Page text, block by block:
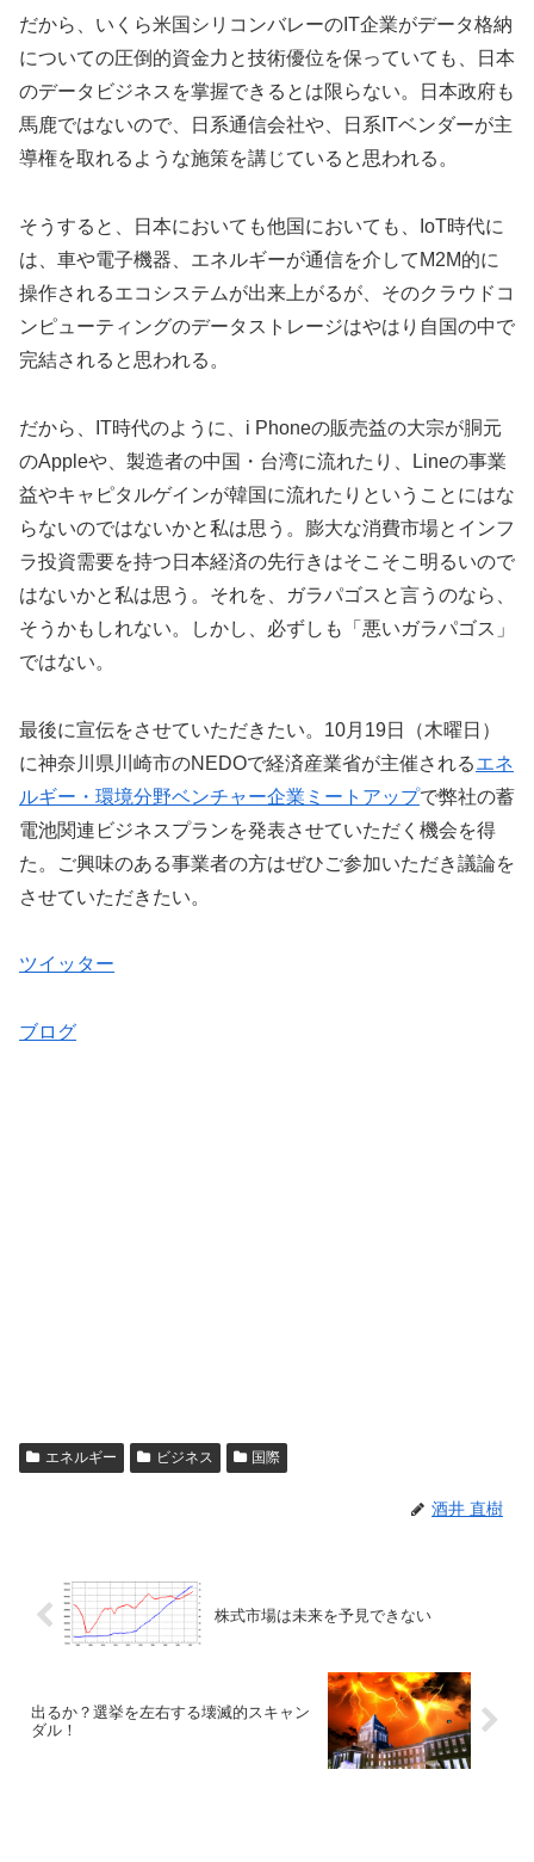
だから、いくら米国シリコンバレーのIT企業がデータ格納
についての圧倒的資金力と技術優位を保っていても、日本
のデータビジネスを掌握できるとは限らない。日本政府も
馬鹿ではないので、日系通信会社や、日系ITベンダーが主
導権を取れるような施策を講じていると思われる。
そうすると、日本においても他国においても、IoT時代に
は、車や電子機器、エネルギーが通信を介してM2M的に
操作されるエコシステムが出来上がるが、そのクラウドコ
ンピューティングのデータストレージはやはり自国の中で
完結されると思われる。
だから、IT時代のように、i Phoneの販売益の大宗が胴元
のAppleや、製造者の中国・台湾に流れたり、Lineの事業
益やキャピタルゲインが韓国に流れたりということにはな
らないのではないかと私は思う。膨大な消費市場とインフ
ラ投資需要を持つ日本経済の先行きはそこそこ明るいので
はないかと私は思う。それを、ガラパゴスと言うのなら、
そうかもしれない。しかし、必ずしも「悪いガラパゴス」
ではない。
最後に宣伝をさせていただきたい。10月19日（木曜日）
に神奈川県川崎市のNEDOで経済産業省が主催されるエネ
ルギー・環境分野ベンチャー企業ミートアップで弊社の蓄
電池関連ビジネスプランを発表させていただく機会を得
た。ご興味のある事業者の方はぜひご参加いただき議論を
させていただきたい。
ツイッター
ブログ
エネルギー ビジネス 国際
酒井 直樹
株式市場は未来を予見できない
出るか？選挙を左右する壊滅的スキャン
ダル！